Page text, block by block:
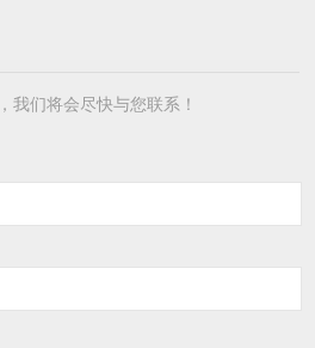
我们将会尽快与您联系！